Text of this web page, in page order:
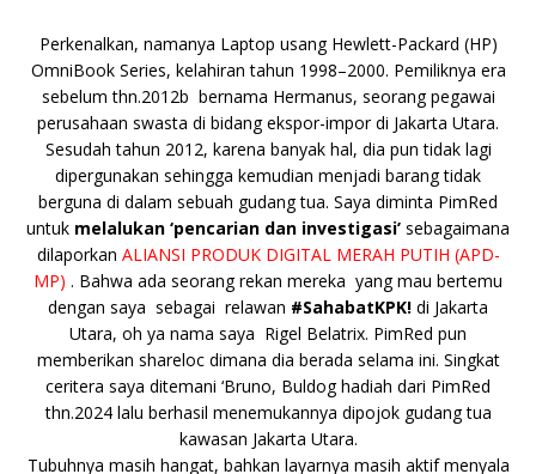
b
o
o
k
r A
p
p
Li
n
k
o e n
g
e
r
Perkenalkan, namanya Laptop usang Hewlett-Packard (HP)
OmniBook Series, kelahiran tahun 1998–2000. Pemiliknya era
sebelum thn.2012b bernama Hermanus, seorang pegawai
perusahaan swasta di bidang ekspor-impor di Jakarta Utara.
Sesudah tahun 2012, karena banyak hal, dia pun tidak lagi
dipergunakan sehingga kemudian menjadi barang tidak
berguna di dalam sebuah gudang tua. Saya diminta PimRed
untuk melalukan ‘pencarian dan investigasi’ sebagaimana
dilaporkan ALIANSI PRODUK DIGITAL MERAH PUTIH (APD-
MP) . Bahwa ada seorang rekan mereka yang mau bertemu
dengan saya sebagai relawan #SahabatKPK! di Jakarta
Utara, oh ya nama saya Rigel Belatrix. PimRed pun
memberikan shareloc dimana dia berada selama ini. Singkat
ceritera saya ditemani ‘Bruno, Buldog hadiah dari PimRed
thn.2024 lalu berhasil menemukannya dipojok gudang tua
kawasan Jakarta Utara.
Tubuhnya masih hangat, bahkan layarnya masih aktif menyala